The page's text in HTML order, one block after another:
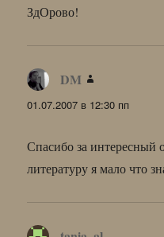
ЗдОрово!
DM
01.07.2007 в 12:30 пп
Спасибо за
литературу я мало что